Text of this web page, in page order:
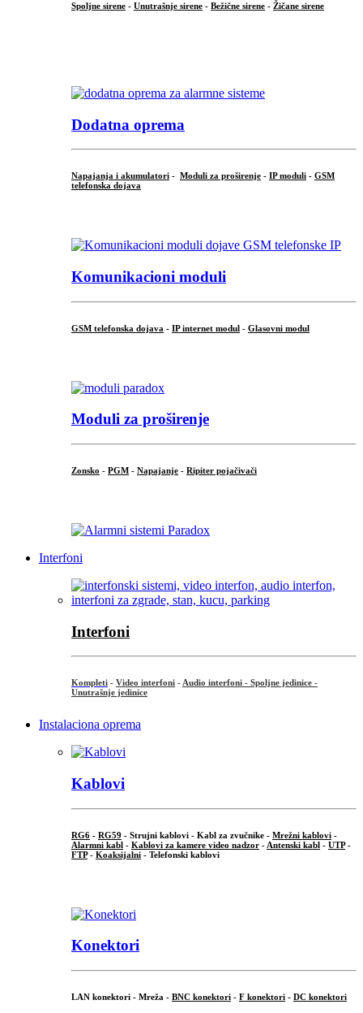
Spoljne sirene - Unutrašnje sirene - Bežične sirene - Žičane sirene
Dodatna oprema
Napajanja i akumulatori - Moduli za proširenje - IP moduli - GSM
telefonska dojava
Komunikacioni moduli
GSM telefonska dojava - IP internet modul - Glasovni modul
Moduli za proširenje
Zonsko - PGM - Napajanje - Ripiter pojačivači
Interfoni
Interfoni
Kompleti - Video interfoni - Audio interfoni - Spoljne jedinice -
Unutrašnje jedinice
Instalaciona oprema
Kablovi
RG6 - RG59 - Strujni kablovi - Kabl za zvučnike - Mrežni kablovi -
Alarmni kabl - Kablovi za kamere video nadzor - Antenski kabl - UTP-
FTP- Koaksijalni - Telefonski kablovi
Konektori
LAN konektori - Mreža - BNC konektori - F konektori - DC konektori